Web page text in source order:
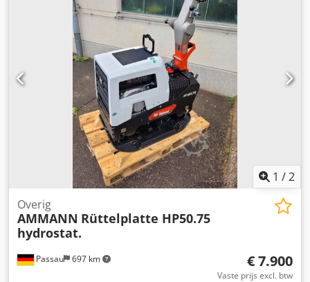
1 /2
Passau 697 km
Overig
AMMANN Rüttelplatte HP50.75
hydrostat.
€ 7.900
Vaste prijs excl. btw